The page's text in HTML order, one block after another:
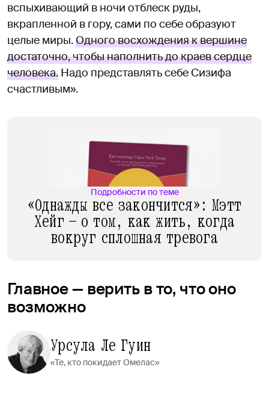
вспыхивающий в ночи отблеск руды,
вкрапленной в гору, сами по себе образуют
целые миры.Одного восхождения к вершине
достаточно, чтобы наполнить до краев сердце
человека. Надо представлять себе Сизифа
счастливым».
Подробности по теме
«Однажды все закончится»: Мэтт
Хейг — о том, как жить, когда
вокруг сплошная тревога
Главное — верить в то, что оно
возможно
Урсула Ле Гуин
«Те, кто покидает Омелас»